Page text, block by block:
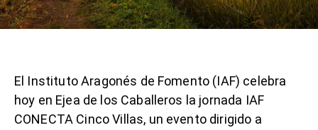
El Instituto Aragonés de Fomento (IAF) celebra
hoy en Ejea de los Caballeros la jornada IAF
CONECTA Cinco Villas, un evento dirigido a